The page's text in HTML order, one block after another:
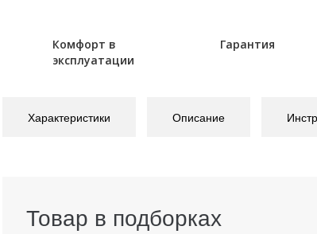
Комфорт в
эксплуатации
Гарантия
Характеристики Описание
Товар в подборках